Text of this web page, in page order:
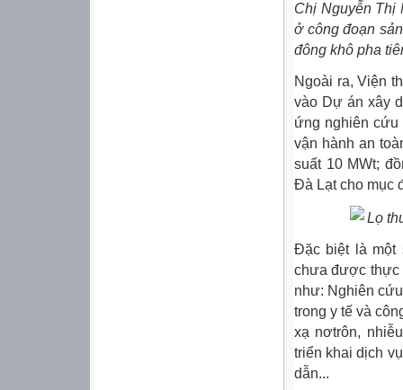
Chị Nguyễn Thị
ở công đoạn
đông khô pha
Ngoài ra, Viện
vào Dự án xây
ứng nghiên cứu
vận hành an
suất 10 MWt;
Đà Lạt cho mục
Lọ
Đặc biệt là một
chưa được thực
như: Nghiên
trong y tế và
xạ nơtrôn,
triển khai dịch
dẫn...